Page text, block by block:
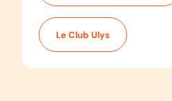
Le Club Ulys